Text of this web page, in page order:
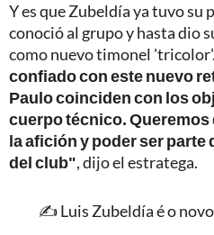
Y es que Zubeldía ya tuvo
conoció al grupo y hasta dio
como nuevo timonel 'tricolor'.
confiado con este nuevo
Paulo coinciden con los
cuerpo técnico.
la afición y poder ser
del club", dijo el estratega.
✍️ Luis Zubeldía é o